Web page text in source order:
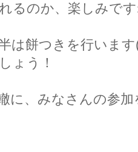
るのか、楽しみで
は餅つきを行いま
ょう！
に、みなさんの参